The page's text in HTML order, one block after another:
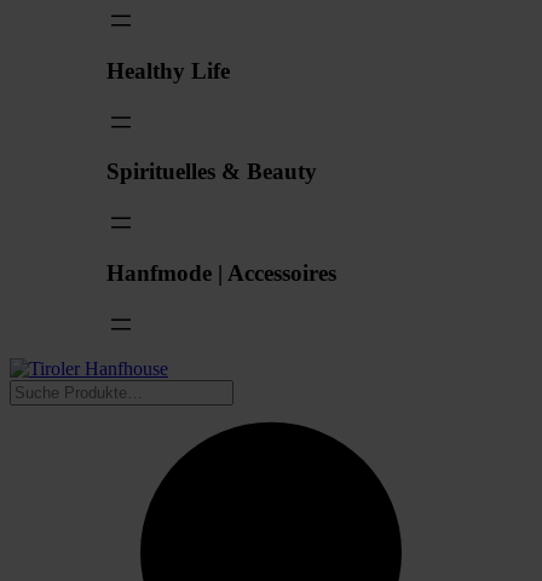
Healthy Life
Spirituelles & Beauty
Hanfmode | Accessoires
Suchen